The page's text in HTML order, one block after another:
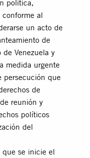
política,
conforme al
un acto de
de
Venezuela y
medida urgente
persecución que
de
reunión y
políticos
del
que se inicie el